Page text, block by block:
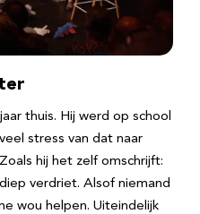
thuis. Hij werd op school
stress van dat naar
hij het zelf omschrijft:
verdriet. Alsof niemand
wou helpen. Uiteindelijk